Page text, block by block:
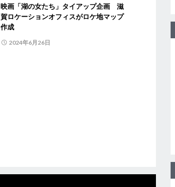
映画「湖の女たち」タイアップ企画 滋
賀ロケーションオフィスがロケ地マップ
作成
2024年6月26日